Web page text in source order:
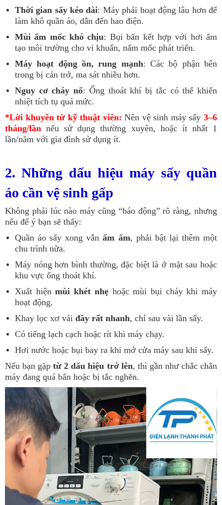
Thời gian sấy kéo dài: Máy phải hoạt động lâu hơn để
làm khô quần áo, dẫn đến hao điện.
Mùi ẩm mốc khó chịu: Bụi bẩn kết hợp với hơi ẩm
tạo môi trường cho vi khuẩn, nấm mốc phát triển.
Máy hoạt động ồn, rung mạnh: Các bộ phận bên
trong bị cản trở, ma sát nhiều hơn.
Nguy cơ cháy nổ: Ống thoát khí bị tắc có thể khiến
nhiệt tích tụ quá mức.
*Lời khuyên từ kỹ thuật viên:Nên vệ sinh máy sấy3–6
tháng/lần nếu sử dụng thường xuyên, hoặc ít nhất 1
lần/năm với gia đình sử dụng ít.
2. Những dấu hiệu máy sấy quần
áo cần vệ sinh gấp
Không phải lúc nào máy cũng “báo động” rõ ràng, nhưng
nếu để ý bạn sẽ thấy:
Quần áo sấy xong vẫnẩm ẩm, phải bật lại thêm một
chu trình nữa.
Máy nóng hơn bình thường, đặc biệt là ở mặt sau hoặc
khu vực ống thoát khí.
Xuất hiệnmùi khét nhẹ hoặc mùi bụi cháy khi máy
hoạt động.
Khay lọc xơ vải đầy rất nhanh, chỉ sau vài lần sấy.
Có tiếng lạch cạch hoặc rít khi máy chạy.
Hơi nước hoặc bụi bay ra khi mở cửa máy sau khi sấy.
Nếu bạn gặptừ 2 dấu hiệu trở lên, thì gần như chắc chắn
máy đang quá bẩn hoặc bị tắc nghẽn.